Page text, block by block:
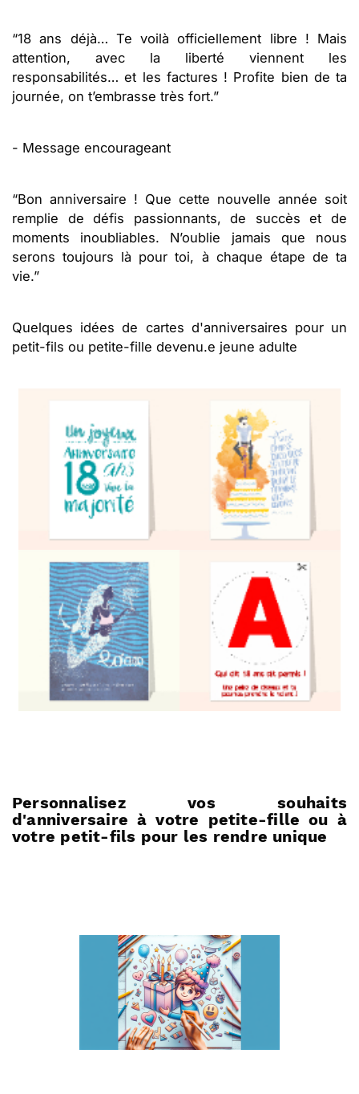
“18 ans déjà… Te voilà officiellement libre ! Mais
attention, avec la liberté viennent les
responsabilités… et les factures ! Profite bien de ta
journée, on t’embrasse très fort.”
- Message encourageant
“Bon anniversaire ! Que cette nouvelle année soit
remplie de défis passionnants, de succès et de
moments inoubliables. N’oublie jamais que nous
serons toujours là pour toi, à chaque étape de ta
vie.”
Quelques idées de cartes d'anniversaires pour un
petit-fils ou petite-fille devenu.e jeune adulte
Personnalisez vos souhaits
d'anniversaire à votre petite-fille ou à
votre petit-fils pour les rendre unique